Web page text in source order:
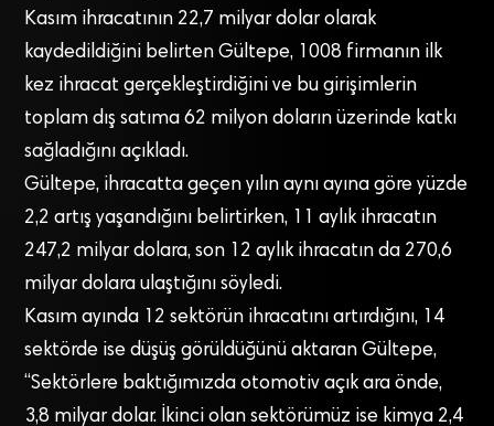
Kasım ihracatının 22,7 milyar dolar olarak
kaydedildiğini belirten Gültepe, 1008 firmanın ilk
kez ihracat gerçekleştirdiğini ve bu girişimlerin
toplam dış satıma 62 milyon doların üzerinde katkı
sağladığını açıkladı.
Gültepe, ihracatta geçen yılın aynı ayına göre yüzde
2,2 artış yaşandığını belirtirken, 11 aylık ihracatın
247,2 milyar dolara, son 12 aylık ihracatın da 270,6
milyar dolara ulaştığını söyledi.
Kasım ayında 12 sektörün ihracatını artırdığını, 14
sektörde ise düşüş görüldüğünü aktaran Gültepe,
“Sektörlere baktığımızda otomotiv açık ara önde,
3,8 milyar dolar. İkinci olan sektörümüz ise kimya 2,4